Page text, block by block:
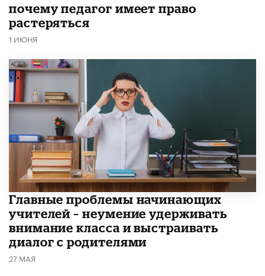
почему педагог имеет право
растеряться
1 ИЮНЯ
Главные проблемы начинающих
учителей – неумение удерживать
внимание класса и выстраивать
диалог с родителями
27 МАЯ